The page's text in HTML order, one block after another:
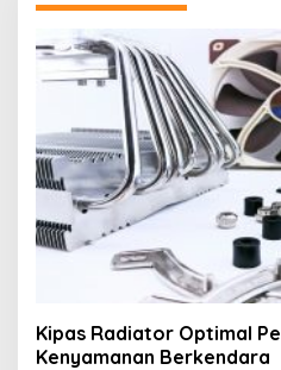
Kipas Radiator Optimal
Kenyamanan Berkendara